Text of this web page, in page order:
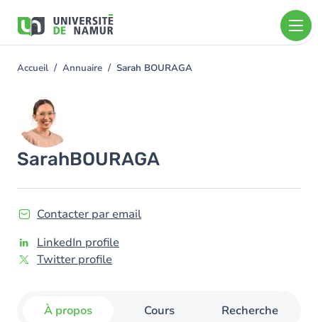
contenu
You
here
Accueil Annuaire Sarah BOURAGA
Image
SarahBOURAGA
Contacter par email
LinkedIn profile
Twitter profile
À propos Cours Recherche